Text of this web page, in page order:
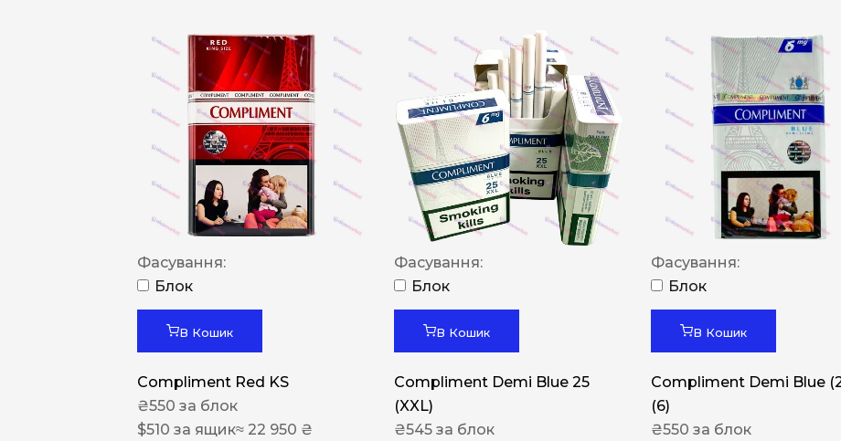
Фасування:
Блок
В Кошик
Compliment Red KS
₴550 за блок
$510 за ящик≈ 22 950 ₴
Фасування:
Блок
В Кошик
Compliment Demi Blue 25
(XXL)
₴545 за блок
Фасування:
Блок
В Кошик
Compliment Demi Blue
(6)
₴550 за блок